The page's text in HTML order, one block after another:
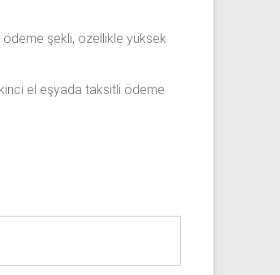
ödeme şekli, özellikle yüksek
el eşyada taksitli ödeme